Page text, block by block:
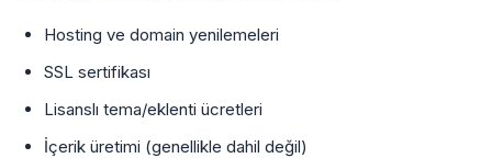
Hosting ve domain yenilemeleri
SSL sertifikası
Lisanslı tema/eklenti ücretleri
İçerik üretimi (genellikle dahil değil)